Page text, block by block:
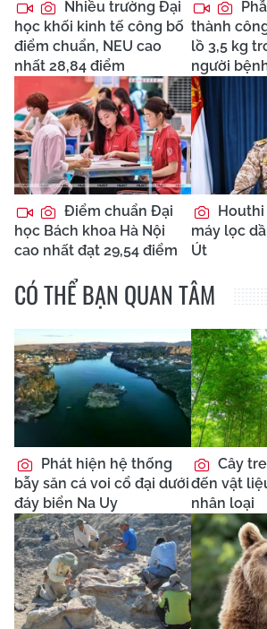
Nhiều trường Đại
học khối kinh tế công bố
điểm chuẩn, NEU cao
nhất 28,84 điểm
thành
lồ 3,5 kg
người
Điểm chuẩn Đại
học Bách khoa Hà Nội
cao nhất đạt 29,54 điểm
máy lọc
Út
CÓ THỂ BẠN QUAN TÂM
Phát hiện hệ thống
bẫy săn cá voi cổ đại dưới
đáy biển Na Uy
Cây
đến vật
nhân loại